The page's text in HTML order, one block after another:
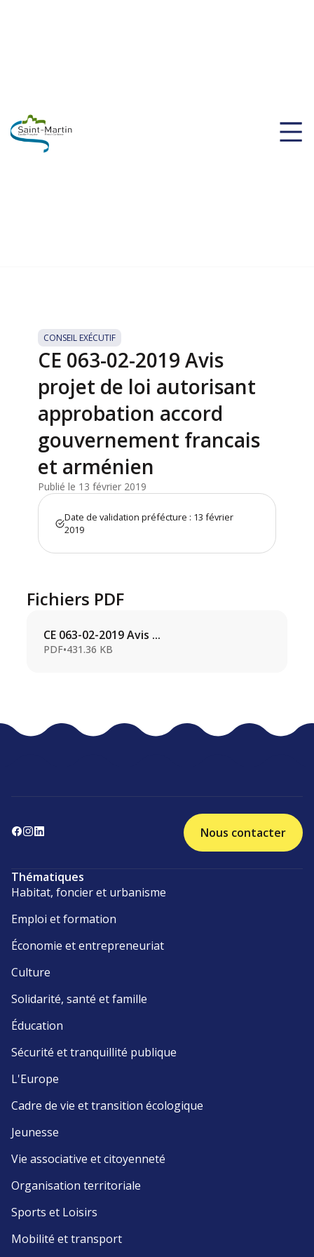
CONSEIL EXÉCUTIF
CE 063-02-2019 Avis
projet de loi autorisant
approbation accord
gouvernement francais
et arménien
Publié le 13 février 2019
Date de validation préfécture : 13 février
2019
Fichiers PDF
CE 063-02-2019 Avis ...
PDF•431.36 KB
Nous contacter
Thématiques
Habitat, foncier et urbanisme
Emploi et formation
Économie et entrepreneuriat
Culture
Solidarité, santé et famille
Éducation
Sécurité et tranquillité publique
L'Europe
Cadre de vie et transition écologique
Jeunesse
Vie associative et citoyenneté
Organisation territoriale
Sports et Loisirs
Mobilité et transport